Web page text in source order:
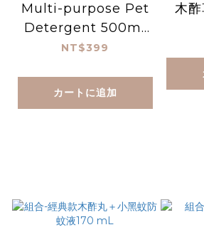
Multi-purpose Pet
Detergent 500ml
【#51101】
NT$399
カートに追加
木